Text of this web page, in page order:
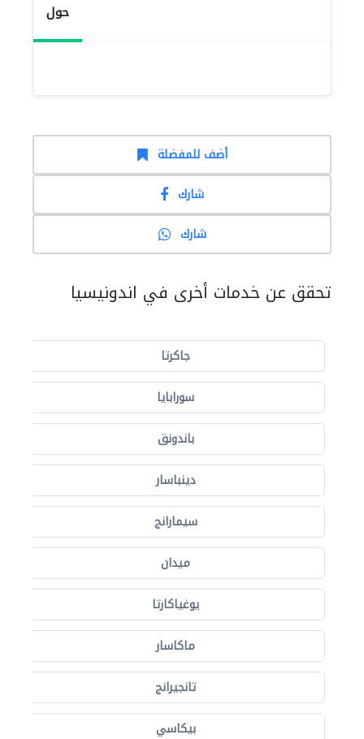
حول
أضف للمفضلة
شارك
شارك
تحقق عن خدمات أخرى في اندونيسيا
جاكرتا
سورابايا
باندونق
دينباسار
سيمارانج
ميدان
يوغياكارتا
ماكاسار
تانجيرانج
بيكاسي